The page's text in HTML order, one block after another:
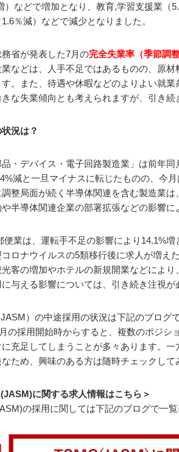
）などで増加となり、教育,学習支援業
％減）などで減少となりました。
務省が発表した7月の完全失業率（季節調
などは、人手不足ではあるものの、原
。また、待遇や休暇などのよりよい就
きな失業傾向とも考えられますが、引き続
況は？
品・デバイス・電子回路製造業」は前年
減と一旦マイナスに転じたものの、今
整局面が続く半導体関連を含む製造業
半導体関連企業の部署拡張などの影響に
便業は、運転手不足の影響により14.1%
ロナウイルスの5類移行後に求人が増え
客の増加やホテルの新規開業などによ
与える影響については、引き続き注視が
）の中途採用の状況は下記のブログ
の採用開始時からすると、複数のポジ
に充足してしまうことが多々あります。
ため、興味のある方は随時チェックして
に関する求人情報はこちら＞
の採用に関しては下記のブログで一